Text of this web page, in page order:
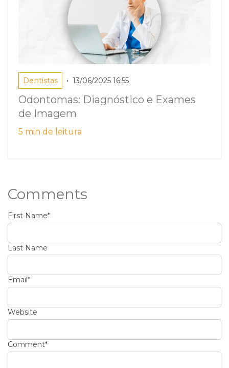
Dentistas • 13/06/2025 16:55
Odontomas: Diagnóstico e Exames
de Imagem
5 min de leitura
Comments
First Name*
Last Name
Email *
Website
Comment*